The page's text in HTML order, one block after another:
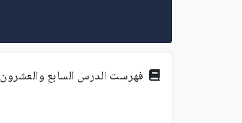
فهرست الدرس السابع والعشرون